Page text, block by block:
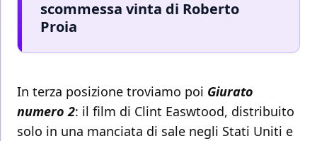
scommessa vinta di Roberto
Proia
In terza posizione troviamo poi Giurato
numero 2: il film di Clint Easwtood, distribuito
solo in una manciata di sale negli Stati Uniti e